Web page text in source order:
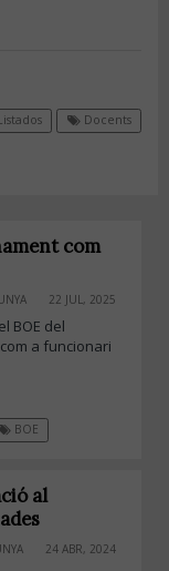
Docents
com
22 JUL, 2025
BOE del
a funcionari
BOE
al
24 ABR, 2024